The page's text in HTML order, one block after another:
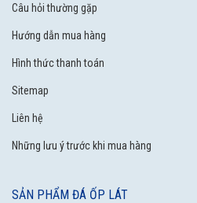
Câu hỏi thường gặp
Hướng dẫn mua hàng
Hình thức thanh toán
Sitemap
Liên hệ
Những lưu ý trước khi mua hàng
SẢN PHẨM ĐÁ ỐP LÁT